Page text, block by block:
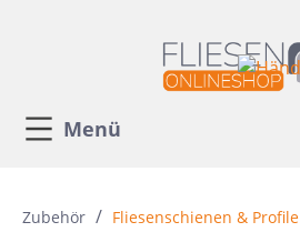
Menü
Zubehör / Fliesenschienen & Profile